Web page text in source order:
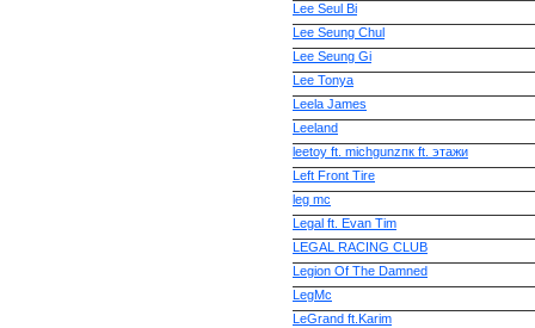
Lee Seul Bi
Lee Seung Chul
Lee Seung Gi
Lee Tonya
Leela James
Leeland
leetoy ft. michgunzпк ft. этажи
Left Front Tire
leg mc
Legal ft. Evan Tim
LEGAL RACING CLUB
Legion Of The Damned
LegMc
LeGrand ft.Karim